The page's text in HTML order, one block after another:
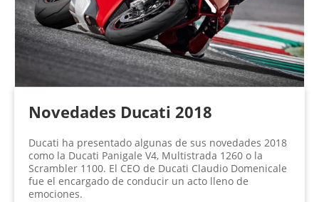
Novedades Ducati 2018
Ducati ha presentado algunas de sus novedades 2018
como la Ducati Panigale V4, Multistrada 1260 o la
Scrambler 1100. El CEO de Ducati Claudio Domenicale
fue el encargado de conducir un acto lleno de
emociones.